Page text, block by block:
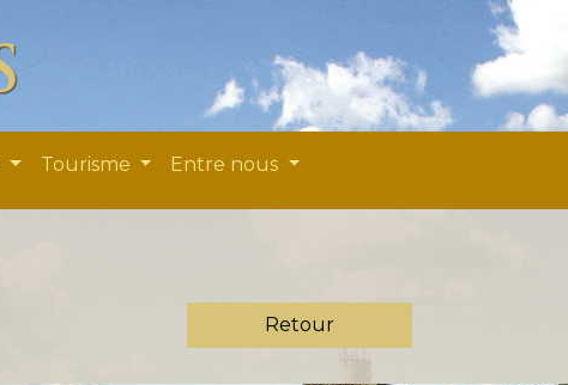
Tourisme Entre nous
Retour